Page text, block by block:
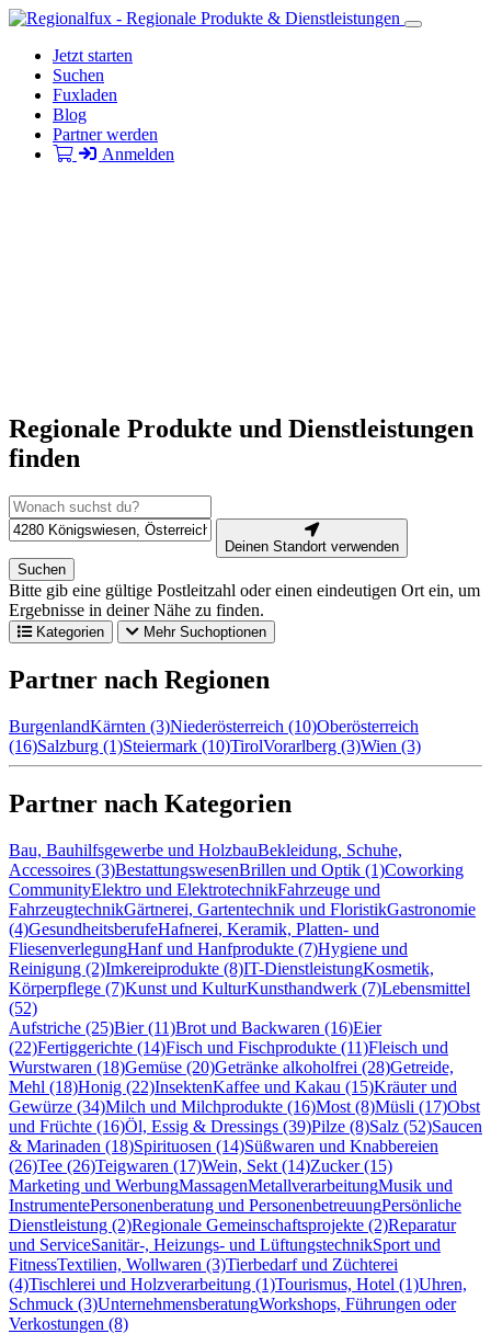
Jetzt starten
Suchen
Fuxladen
Blog
Partner werden
Anmelden
Regionale Produkte und Dienstleistungen
finden
Deinen Standort verwenden
Suchen
Bitte gib eine gültige Postleitzahl oder einen eindeutigen Ort ein, um
Ergebnisse in deiner Nähe zu finden.
Kategorien Mehr Suchoptionen
Partner nach Regionen
BurgenlandKärnten (3)Niederösterreich (10)Oberösterreich
(16)Salzburg (1)Steiermark (10)TirolVorarlberg (3)Wien (3)
Partner nach Kategorien
Bau, Bauhilfsgewerbe und HolzbauBekleidung, Schuhe,
Accessoires (3)BestattungswesenBrillen und Optik (1)Coworking
CommunityElektro und ElektrotechnikFahrzeuge und
FahrzeugtechnikGärtnerei, Gartentechnik und FloristikGastronomie
(4)GesundheitsberufeHafnerei, Keramik, Platten- und
FliesenverlegungHanf und Hanfprodukte (7)Hygiene und
Reinigung (2)Imkereiprodukte (8)IT-DienstleistungKosmetik,
Körperpflege (7)Kunst und KulturKunsthandwerk (7)Lebensmittel
(52)
Aufstriche (25)Bier (11)Brot und Backwaren (16)Eier
(22)Fertiggerichte (14)Fisch und Fischprodukte (11)Fleisch und
Wurstwaren (18)Gemüse (20)Getränke alkoholfrei (28)Getreide,
Mehl (18)Honig (22)InsektenKaffee und Kakau (15)Kräuter und
Gewürze (34)Milch und Milchprodukte (16)Most (8)Müsli (17)Obst
und Früchte (16)Öl, Essig & Dressings (39)Pilze (8)Salz (52)Saucen
& Marinaden (18)Spirituosen (14)Süßwaren und Knabbereien
(26)Tee (26)Teigwaren (17)Wein, Sekt (14)Zucker (15)
Marketing und WerbungMassagenMetallverarbeitungMusik und
InstrumentePersonenberatung und PersonenbetreuungPersönliche
Dienstleistung (2)Regionale Gemeinschaftsprojekte (2)Reparatur
und ServiceSanitär-, Heizungs- und LüftungstechnikSport und
FitnessTextilien, Wollwaren (3)Tierbedarf und Züchterei
(4)Tischlerei und Holzverarbeitung (1)Tourismus, Hotel (1)Uhren,
Schmuck (3)UnternehmensberatungWorkshops, Führungen oder
Verkostungen (8)